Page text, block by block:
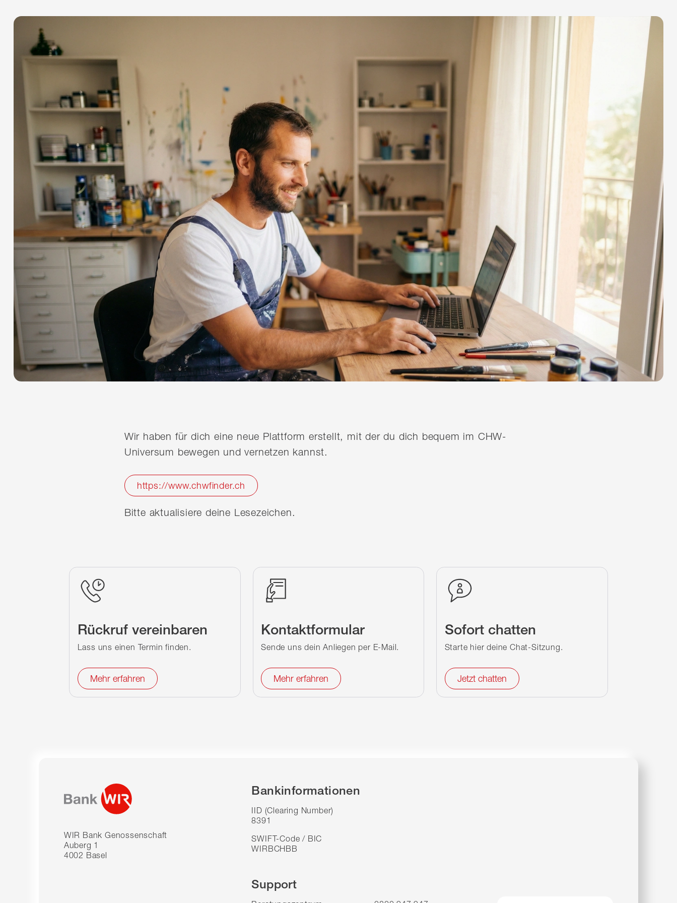
Wir haben für dich eine neue Plattform erstellt, mit der du dich bequem im CHW-
Universum bewegen und vernetzen kannst.
https://www.chwfinder.ch
Bitte aktualisiere deine Lesezeichen.
Rückruf vereinbaren
Lass uns einen Termin finden.
Mehr erfahren
Kontaktformular
Sende uns dein Anliegen per E-Mail.
Mehr erfahren
Sofort chatten
Starte hier deine Chat-Sitzung.
Jetzt chatten
WIR Bank Genossenschaft
Auberg 1
4002 Basel
Bankinformationen
IID (Clearing Number)
8391
SWIFT-Code / BIC
WIRBCHBB
Support